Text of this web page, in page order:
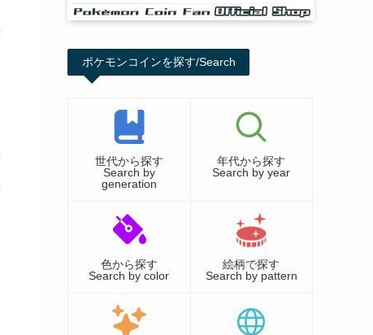
ポケモンコインを探す/Search
世代から探す
Search by
generation
年代から探す
Search by year
色から探す
Search by color
絵柄で探す
Search by pattern